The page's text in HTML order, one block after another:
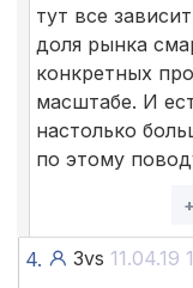
тут все
доля рынка
конкретных
масштабе. И
настолько
по этому
+
4. 3vs 11.04.19